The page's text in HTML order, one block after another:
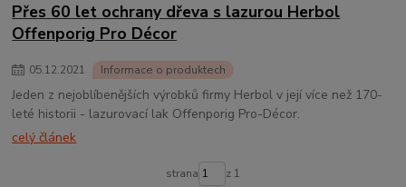
Přes 60 let ochrany dřeva s lazurou Herbol
Offenporig Pro Décor
05.12.2021 Informace o produktech
Jeden z nejoblíbenějších výrobků firmy Herbol v její více než 170-
leté historii - lazurovací lak Offenporig Pro-Décor.
celý článek
strana z 1